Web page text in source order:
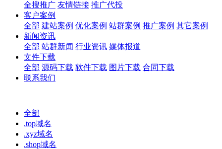
全搜推广 友情链接 推广代投
客户案例
全部 建站案例 优化案例 站群案例 推广案例 其它案例
新闻资讯
全部 站群新闻 行业资讯 媒体报道
文件下载
全部 源码下载 软件下载 图片下载 合同下载
联系我们
全部
.top域名
.xyz域名
.shop域名